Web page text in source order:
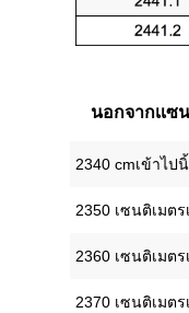
นอกจากเเซ
2340 cmเข้าไป
2350 เซนติเมต
2360 เซนติเมตร
2370 เซนติเมตร